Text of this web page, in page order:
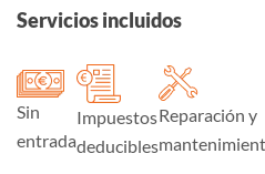
Servicios incluidos
Sin
entrada
Impuestos
deducibles
Reparación y